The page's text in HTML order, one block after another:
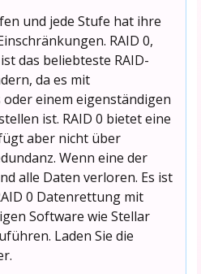
und jede Stufe hat ihre
RAID 0,
das beliebteste RAID-
da es mit
einem eigenständigen
ist. RAID 0 bietet eine
aber nicht über
Wenn eine der
alle Daten verloren. Es ist
0 Datenrettung mit
Software wie Stellar
Laden Sie die